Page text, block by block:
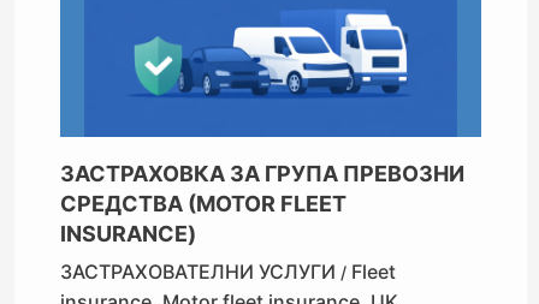
ЗАСТРАХОВКА ЗА ГРУПА ПРЕВОЗНИ
СРЕДСТВА (MOTOR FLEET
INSURANCE)
ЗАСТРАХОВАТЕЛНИ УСЛУГИ / Fleet